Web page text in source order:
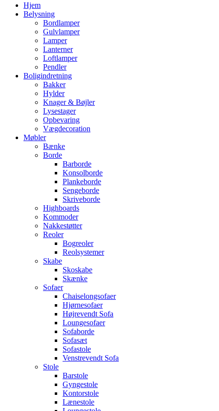
Hjem
Belysning
Bordlamper
Gulvlamper
Lamper
Lanterner
Loftlamper
Pendler
Boligindretning
Bakker
Hylder
Knager & Bøjler
Lysestager
Opbevaring
Vægdecoration
Møbler
Bænke
Borde
Barborde
Konsolborde
Plankeborde
Sengeborde
Skriveborde
Highboards
Kommoder
Nakkestøtter
Reoler
Bogreoler
Reolsystemer
Skabe
Skoskabe
Skænke
Sofaer
Chaiselongsofaer
Hjørnesofaer
Højrevendt Sofa
Loungesofaer
Sofaborde
Sofasæt
Sofastole
Venstrevendt Sofa
Stole
Barstole
Gyngestole
Kontorstole
Lænestole